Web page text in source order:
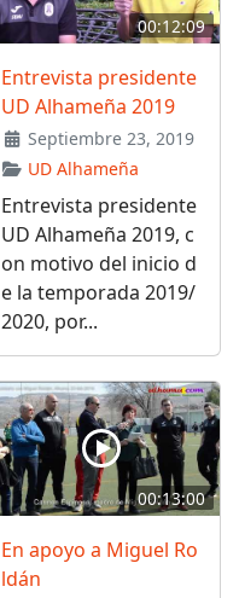
00:12:09
Entrevista presidente
UD Alhameña 2019
Septiembre 23, 2019
UD Alhameña
Entrevista presidente
UD Alhameña 2019, c
on motivo del inicio d
e la temporada 2019/
2020, por...
00:13:00
En apoyo a Miguel Ro
ldán